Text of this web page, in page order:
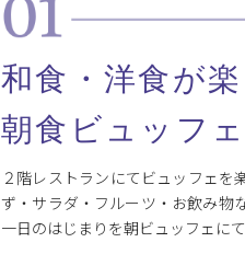
和食・洋食が
朝食ビュッフェ
２階レストランにてビュッフェを
ず・サラダ・フルーツ・お飲み物
一日のはじまりを朝ビュッフェに